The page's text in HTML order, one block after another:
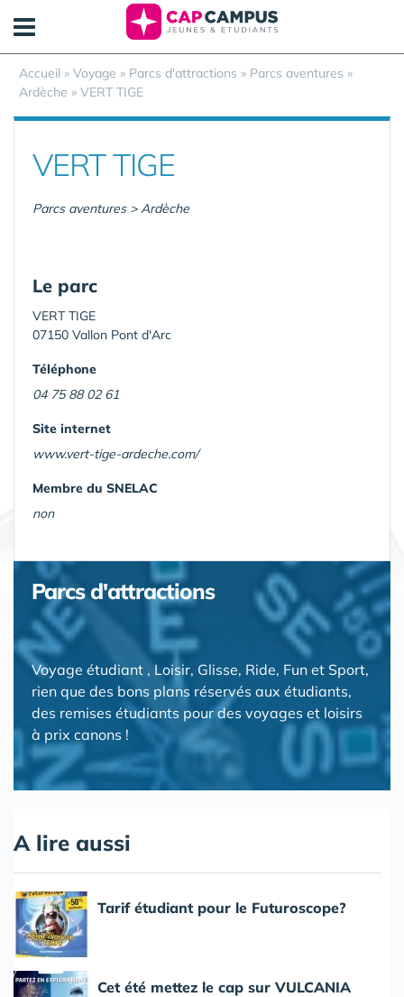
Accueil » Voyage » Parcs d'attractions » Parcs aventures »
Ardèche » VERT TIGE
VERT TIGE
Parcs aventures > Ardèche
Le parc
VERT TIGE
07150 Vallon Pont d'Arc
Téléphone
04 75 88 02 61
Site internet
www.vert-tige-ardeche.com/
Membre du SNELAC
non
Parcs d'attractions
Voyage étudiant , Loisir, Glisse, Ride, Fun et Sport,
rien que des bons plans réservés aux étudiants,
des remises étudiants pour des voyages et loisirs
à prix canons !
A lire aussi
Tarif étudiant pour le Futuroscope?
Cet été mettez le cap sur VULCANIA
Panneau de gestion des cookies